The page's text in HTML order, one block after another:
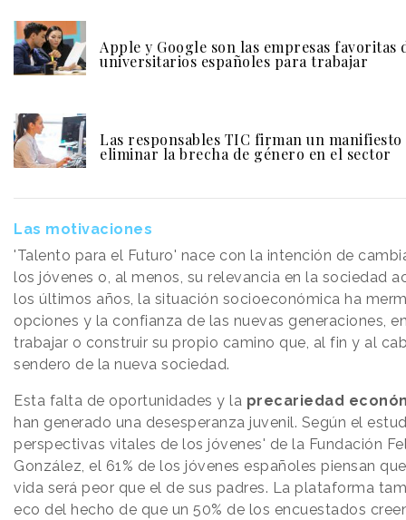
Apple y Google son las empresas favoritas
universitarios españoles para trabajar
Las responsables TIC firman un
eliminar la brecha de género en el sector
Las motivaciones
'Talento para el Futuro' nace con la intención de
los jóvenes o, al menos, su relevancia en la sociedad
los últimos años, la situación socioeconómica ha
opciones y la confianza de las nuevas generaciones,
trabajar o construir su propio camino que, al fin y al
sendero de la nueva sociedad.
Esta falta de oportunidades y la precariedad
han generado una desesperanza juvenil. Según el
perspectivas vitales de los jóvenes' de la Fundación
González, el 61% de los jóvenes españoles piensan
vida será peor que el de sus padres. La plataforma
eco del hecho de que un 50% de los encuestados